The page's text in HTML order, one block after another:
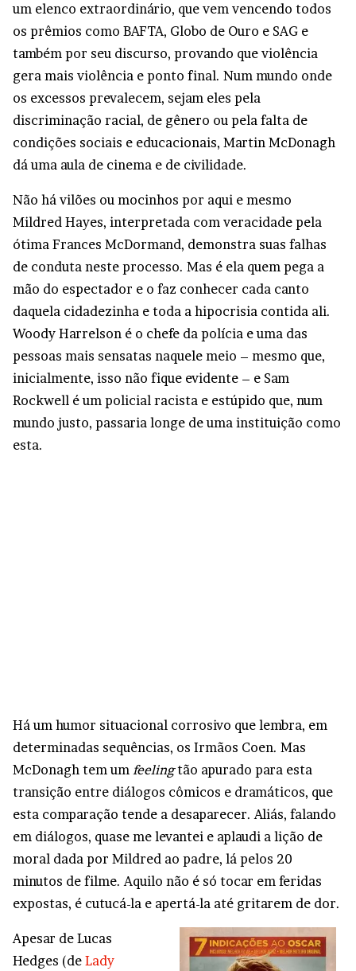
um elenco extraordinário, que vem vencendo todos
os prêmios como BAFTA, Globo de Ouro e SAG e
também por seu discurso, provando que violência
gera mais violência e ponto final. Num mundo onde
os excessos prevalecem, sejam eles pela
discriminação racial, de gênero ou pela falta de
condições sociais e educacionais, Martin McDonagh
dá uma aula de cinema e de civilidade.
Não há vilões ou mocinhos por aqui e mesmo
Mildred Hayes, interpretada com veracidade pela
ótima Frances McDormand, demonstra suas falhas
de conduta neste processo. Mas é ela quem pega a
mão do espectador e o faz conhecer cada canto
daquela cidadezinha e toda a hipocrisia contida ali.
Woody Harrelson é o chefe da polícia e uma das
pessoas mais sensatas naquele meio – mesmo que,
inicialmente, isso não fique evidente – e Sam
Rockwell é um policial racista e estúpido que, num
mundo justo, passaria longe de uma instituição como
esta.
Há um humor situacional corrosivo que lembra, em
determinadas sequências, os Irmãos Coen. Mas
McDonagh tem um feelingtão apurado para esta
transição entre diálogos cômicos e dramáticos, que
esta comparação tende a desaparecer. Aliás, falando
em diálogos, quase me levantei e aplaudi a lição de
moral dada por Mildred ao padre, lá pelos 20
minutos de filme. Aquilo não é só tocar em feridas
expostas, é cutucá-la e apertá-la até gritarem de dor.
Apesar de Lucas
Hedges (de Lady